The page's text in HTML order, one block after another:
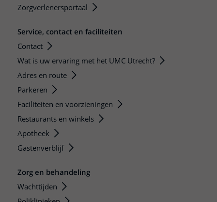
Zorgverlenersportaal
Service, contact en faciliteiten
Contact
Wat is uw ervaring met het UMC Utrecht?
Adres en route
Parkeren
Faciliteiten en voorzieningen
Restaurants en winkels
Apotheek
Gastenverblijf
Zorg en behandeling
Wachttijden